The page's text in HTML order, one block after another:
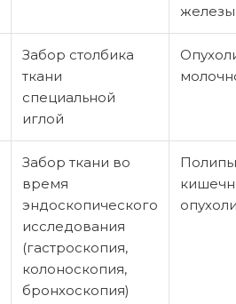
железы
Забор столбика
ткани
специальной
иглой
Забор ткани во
время
эндоскопического
исследования
(гастроскопия,
колоноскопия,
бронхоскопия)